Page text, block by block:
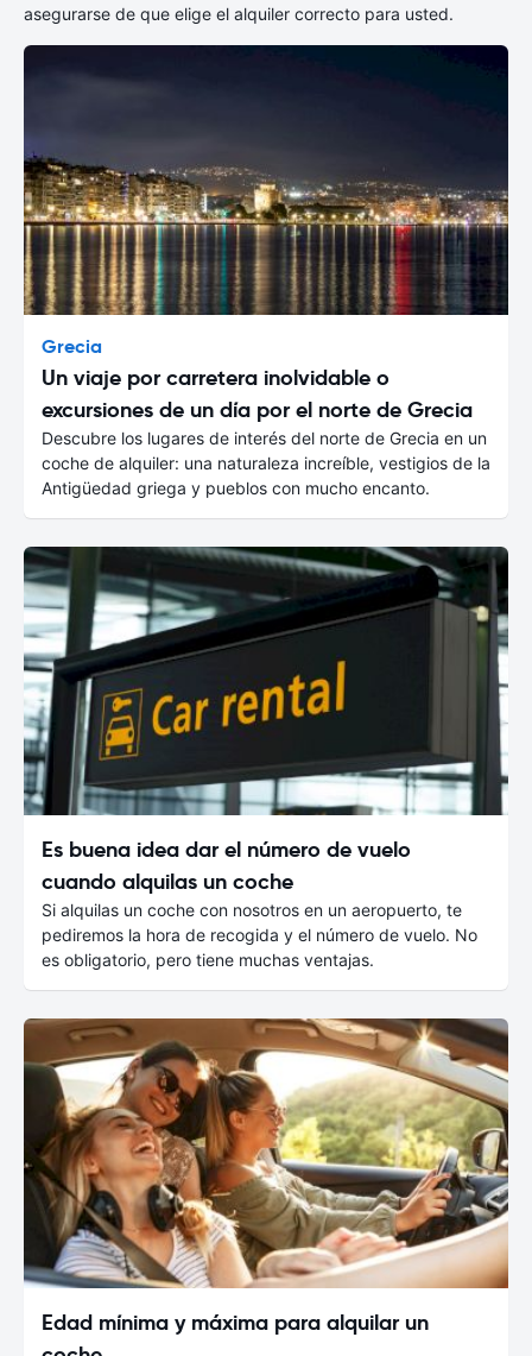
asegurarse de que elige el alquiler correcto para usted.
Grecia
Un viaje por carretera inolvidable o
excursiones de un día por el norte de Grecia
Descubre los lugares de interés del norte de Grecia en un
coche de alquiler: una naturaleza increíble, vestigios de la
Antigüedad griega y pueblos con mucho encanto.
Es buena idea dar el número de vuelo
cuando alquilas un coche
Si alquilas un coche con nosotros en un aeropuerto, te
pediremos la hora de recogida y el número de vuelo. No
es obligatorio, pero tiene muchas ventajas.
Edad mínima y máxima para alquilar un